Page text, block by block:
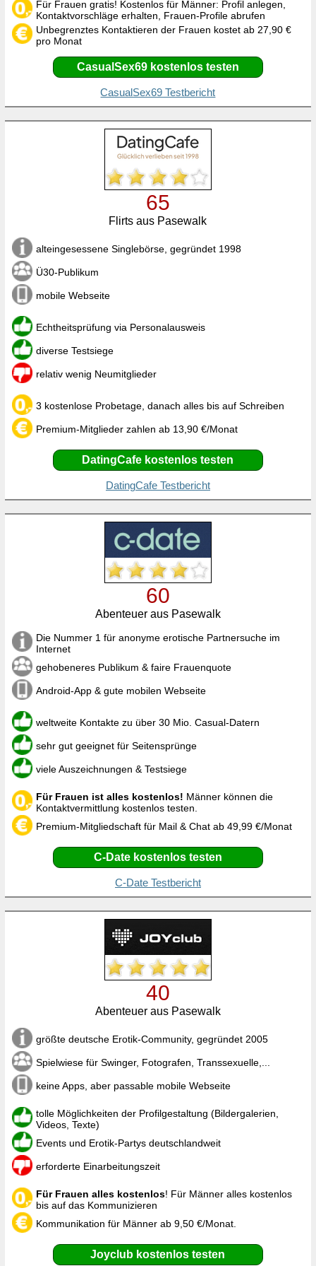
Für Frauen gratis! Kostenlos für Männer: Profil anlegen,
Kontaktvorschläge erhalten, Frauen-Profile abrufen
Unbegrenztes Kontaktieren der Frauen kostet ab 27,90 €
pro Monat
CasualSex69 kostenlos testen
CasualSex69 Testbericht
65
Flirts aus Pasewalk
alteingesessene Singlebörse, gegründet 1998
Ü30-Publikum
mobile Webseite
Echtheitsprüfung via Personalausweis
diverse Testsiege
relativ wenig Neumitglieder
3 kostenlose Probetage, danach alles bis auf Schreiben
Premium-Mitglieder zahlen ab 13,90 €/Monat
DatingCafe kostenlos testen
DatingCafe Testbericht
60
Abenteuer aus Pasewalk
Die Nummer 1 für anonyme erotische Partnersuche im
Internet
gehobeneres Publikum & faire Frauenquote
Android-App & gute mobilen Webseite
weltweite Kontakte zu über 30 Mio. Casual-Datern
sehr gut geeignet für Seitensprünge
viele Auszeichnungen & Testsiege
Für Frauen ist alles kostenlos! Männer können die
Kontaktvermittlung kostenlos testen.
Premium-Mitgliedschaft für Mail & Chat ab 49,99 €/Monat
C-Date kostenlos testen
C-Date Testbericht
40
Abenteuer aus Pasewalk
größte deutsche Erotik-Community, gegründet 2005
Spielwiese für Swinger, Fotografen, Transsexuelle,...
keine Apps, aber passable mobile Webseite
tolle Möglichkeiten der Profilgestaltung (Bildergalerien,
Videos, Texte)
Events und Erotik-Partys deutschlandweit
erforderte Einarbeitungszeit
Für Frauen alles kostenlos! Für Männer alles kostenlos
bis auf das Kommunizieren
Kommunikation für Männer ab 9,50 €/Monat.
Joyclub kostenlos testen